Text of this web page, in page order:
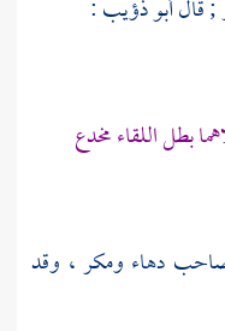
; قالأبو ذؤيب:
بطل اللقاء مخدع
دهاء ومكر ، وقد